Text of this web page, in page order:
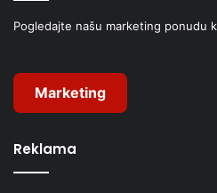
Pogledajte našu marketing ponudu
Marketing
Reklama